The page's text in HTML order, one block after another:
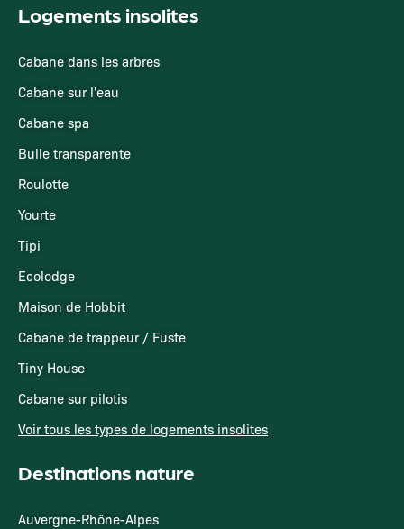
Logements insolites
Cabane dans les arbres
Cabane sur l'eau
Cabane spa
Bulle transparente
Roulotte
Yourte
Tipi
Ecolodge
Maison de Hobbit
Cabane de trappeur / Fuste
Tiny House
Cabane sur pilotis
Voir tous les types de logements insolites
Destinations nature
Auvergne-Rhône-Alpes